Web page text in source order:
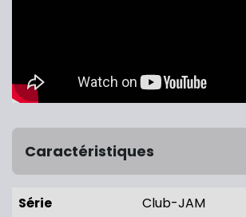
Caractéristiques
Série Club-JAM